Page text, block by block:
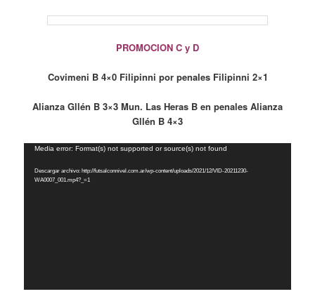
PROMOCION C y D
Covimeni B 4×0 Filipinni por penales Filipinni 2×1
Alianza Gllén B 3×3 Mun. Las Heras B en penales Alianza
Gllén B 4×3
Reproductor
vídeo
Media error: Format(s) not supported or source(s) not found
Descargar archivo: http://futsalconnivel.com.ar/wp-content/uploads/2021/12/VID-20211230-
WA0007_001.mp4?_=1